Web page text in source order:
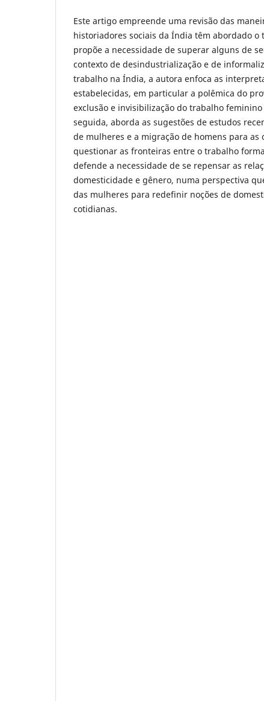
Este artigo empreende uma revisão das
historiadores sociais da Índia têm abordado
propõe a necessidade de superar alguns de
contexto de desindustrialização e de
trabalho na Índia, a autora enfoca as
estabelecidas, em particular a polêmica do
exclusão e invisibilização do trabalho feminino
seguida, aborda as sugestões de estudos
de mulheres e a migração de homens para as
questionar as fronteiras entre o trabalho
defende a necessidade de se repensar as
domesticidade e gênero, numa perspectiva
das mulheres para redefinir noções de
cotidianas.